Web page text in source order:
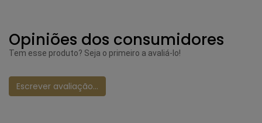
Opiniões dos consumidores
Tem esse produto? Seja o primeiro a avaliá-lo!
Escrever avaliação...